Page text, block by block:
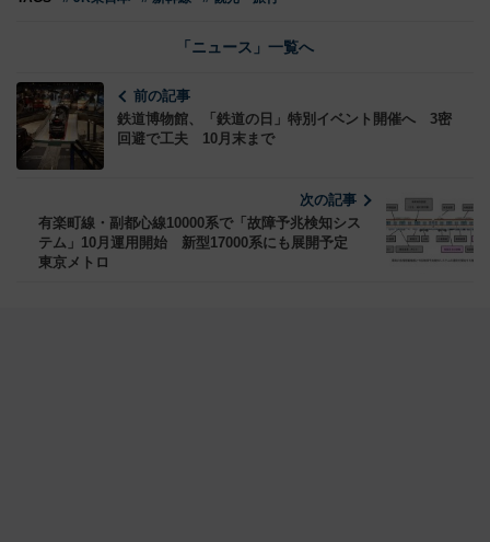
「ニュース」一覧へ
前の記事
鉄道博物館、「鉄道の日」特別イベント開催へ 3密
回避で工夫 10月末まで
次の記事
有楽町線・副都心線10000系で「故障予兆検知シス
テム」10月運用開始 新型17000系にも展開予定
東京メトロ